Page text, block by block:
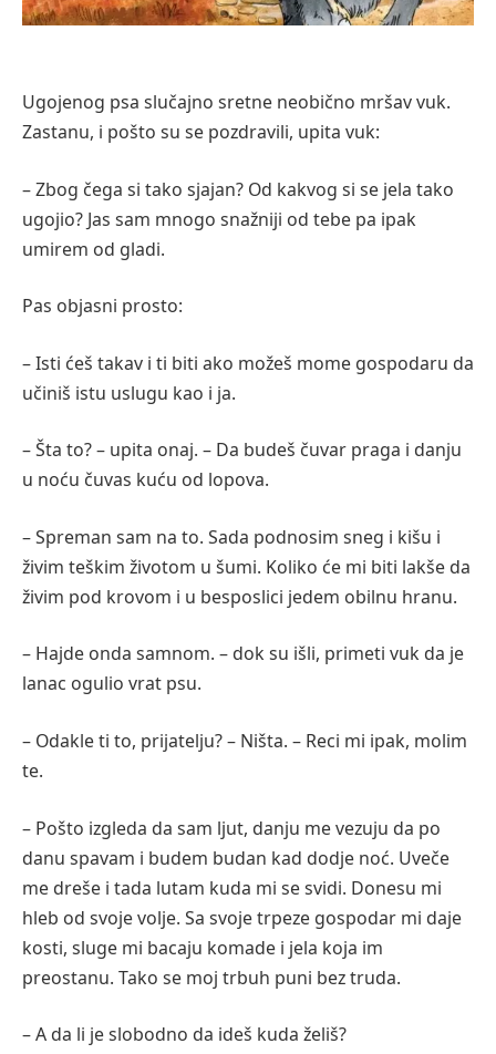
Ugojenog psa slučajno sretne neobično mršav vuk.
Zastanu, i pošto su se pozdravili, upita vuk:
– Zbog čega si tako sjajan? Od kakvog si se jela tako
ugojio? Jas sam mnogo snažniji od tebe pa ipak
umirem od gladi.
Pas objasni prosto:
– Isti ćeš takav i ti biti ako možeš mome gospodaru da
učiniš istu uslugu kao i ja.
– Šta to? – upita onaj. – Da budeš čuvar praga i danju
u noću čuvas kuću od lopova.
– Spreman sam na to. Sada podnosim sneg i kišu i
živim teškim životom u šumi. Koliko će mi biti lakše da
živim pod krovom i u besposlici jedem obilnu hranu.
– Hajde onda samnom. – dok su išli, primeti vuk da je
lanac ogulio vrat psu.
– Odakle ti to, prijatelju? – Ništa. – Reci mi ipak, molim
te.
– Pošto izgleda da sam ljut, danju me vezuju da po
danu spavam i budem budan kad dodje noć. Uveče
me dreše i tada lutam kuda mi se svidi. Donesu mi
hleb od svoje volje. Sa svoje trpeze gospodar mi daje
kosti, sluge mi bacaju komade i jela koja im
preostanu. Tako se moj trbuh puni bez truda.
– A da li je slobodno da ideš kuda želiš?